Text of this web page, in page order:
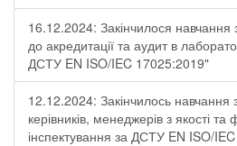
16.12.2024: Закінчилося навчання
до акредитації та аудит в
ДСТУ EN ISO/IEC 17025:2019"
12.12.2024: Закінчилось навчання
керівників, менеджерів з якості та
інспектування за ДСТУ EN ISO/